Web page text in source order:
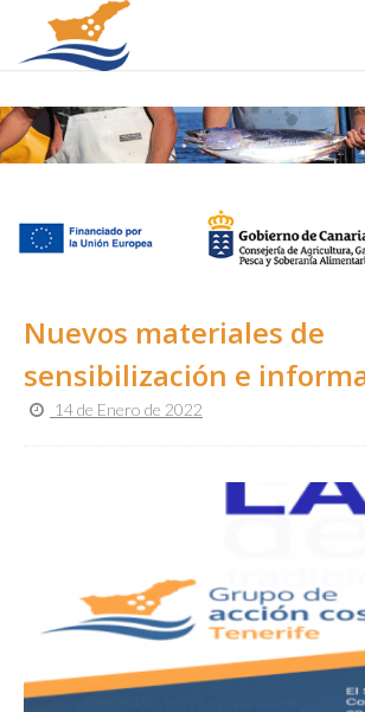
Nuevos materiales de
sensibilización e
14 de Enero de 2022